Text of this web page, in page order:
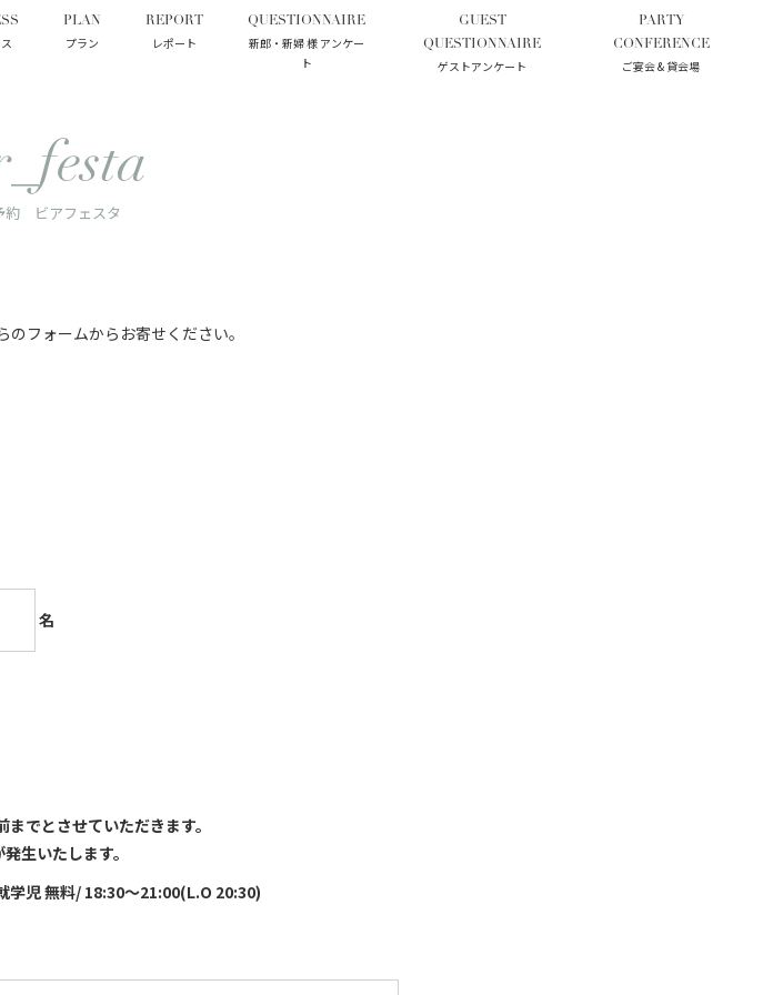
PLAN
プラン
REPORT
レポート
QUESTIONNAIRE
新郎・新婦 様 アンケー
ト
GUEST
QUESTIONNAIRE
ゲストアンケート
PARTY
CONFERENCE
ご宴会 & 貸会場
約 ビアフェスタ
のフォームからお寄せください。
名
でとさせていただきます。
生いたします。
児 無料/ 18:30～21:00(L.O 20:30)